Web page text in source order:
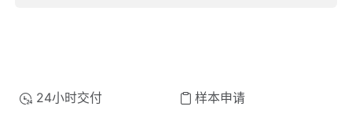
24小时交付 样本申请